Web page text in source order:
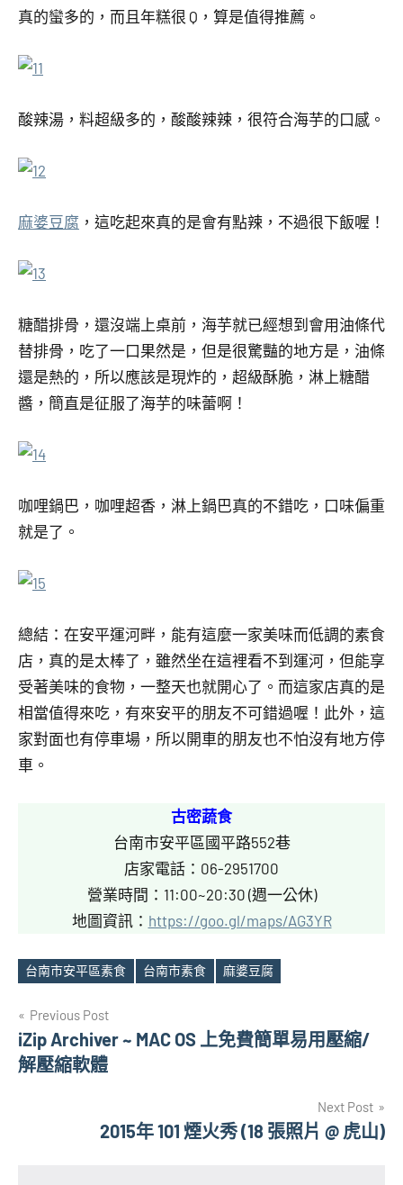
真的蠻多的，而且年糕很 Q，算是值得推薦。
酸辣湯，料超級多的，酸酸辣辣，很符合海芋的口感。
麻婆豆腐 ，這吃起來真的是會有點辣，不過很下飯喔！
糖醋排骨，還沒端上桌前，海芋就已經想到會用油條代
替排骨，吃了一口果然是，但是很驚豔的地方是，油條
還是熱的，所以應該是現炸的，超級酥脆，淋上糖醋
醬，簡直是征服了海芋的味蕾啊！
咖哩鍋巴，咖哩超香，淋上鍋巴真的不錯吃，口味偏重
就是了。
總結：在安平運河畔，能有這麼一家美味而低調的素食
店，真的是太棒了，雖然坐在這裡看不到運河，但能享
受著美味的食物，一整天也就開心了。而這家店真的是
相當值得來吃，有來安平的朋友不可錯過喔！此外，這
家對面也有停車場，所以開車的朋友也不怕沒有地方停
車。
古密蔬食
台南市安平區國平路552巷
店家電話：06-2951700
營業時間：11:00~20:30 (週一公休)
地圖資訊： https://goo.gl/maps/AG3YR
Tags
台南市安平區素食 台南市素食 麻婆豆腐
文
章
Previous Post
iZip Archiver ~ MAC OS 上免費簡單易用壓縮/
解壓縮軟體
Next Post
2015年 101 煙火秀 (18 張照片 @ 虎山)